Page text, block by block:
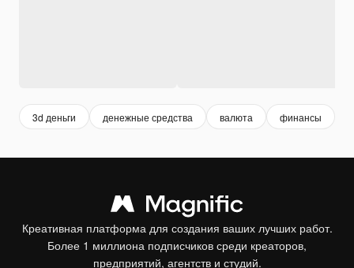
3d деньги денежные средства валюта финансы
Креативная платформа для создания ваших лучших работ.
Более 1 миллиона подписчиков среди креаторов,
предприятий, агентств и студий.